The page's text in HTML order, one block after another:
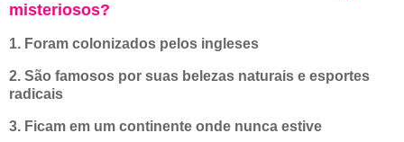
misteriosos?
1. Foram colonizados pelos ingleses
2. São famosos por suas belezas naturais e esportes
radicais
3. Ficam em um continente onde nunca estive